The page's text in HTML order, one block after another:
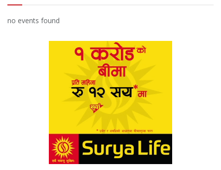
no events found